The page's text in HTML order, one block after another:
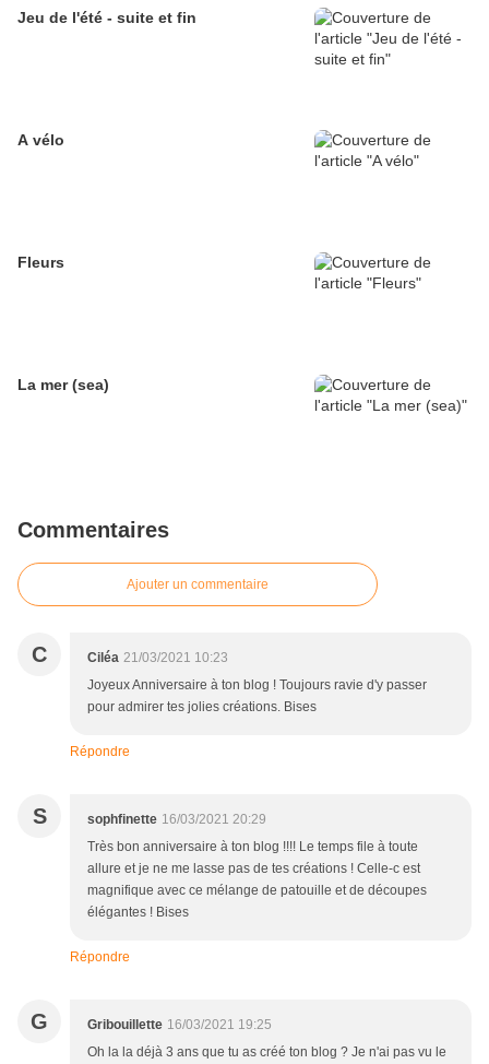
Jeu de l'été - suite et fin
A vélo
Fleurs
La mer (sea)
Commentaires
Ajouter un commentaire
C Ciléa 21/03/2021 10:23
Joyeux Anniversaire à ton blog ! Toujours ravie d'y passer
pour admirer tes jolies créations. Bises
Répondre
S sophfinette 16/03/2021 20:29
Très bon anniversaire à ton blog !!!! Le temps file à toute
allure et je ne me lasse pas de tes créations ! Celle-c est
magnifique avec ce mélange de patouille et de découpes
élégantes ! Bises
Répondre
G Gribouillette 16/03/2021 19:25
Oh la la déjà 3 ans que tu as créé ton blog ? Je n'ai pas vu le